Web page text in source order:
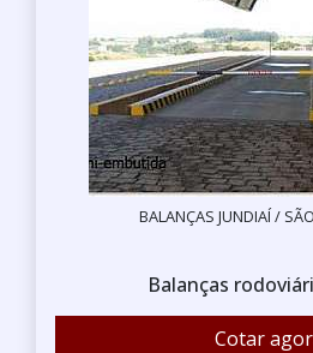
BALANÇAS JUNDIAÍ /
Balanças
Cotar